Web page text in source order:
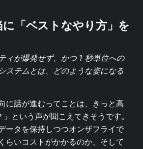
「ベストなやり方」を
ィが爆発せず、かつ 1 秒単位への
ステムとは、どのような姿になる
に話が進むってことは、きっと高
という声が聞こえてきそうです。
ータを保持しつつオンザフライで
らいコストがかかるのか、そして